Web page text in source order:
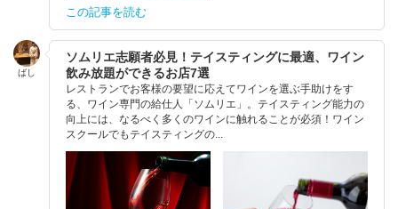
この記事を読む
ばし
ソムリエ志願者必見！テイスティングに最適、ワイン
飲み放題ができるお店7選
レストランでお客様の要望に応えてワインを選ぶ手助けをす
る、ワイン専門の給仕人「ソムリエ」。テイスティング能力の
向上には、なるべく多くのワインに触れることが必須！ワイン
スクールでもテイスティングの...